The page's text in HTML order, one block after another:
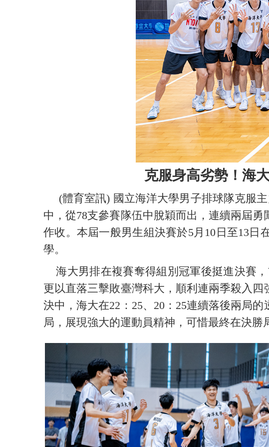
克服身高劣勢！海
(體育室訊) 國立海洋大學男子排球隊克服主
中，從78支參賽隊伍中脫穎而出，連續兩屆
作收。本屆一般男生組決賽於5月10日至13
學。
海大男排在複賽奪得組別冠軍後挺進決賽
更以直落三擊敗臺灣科大，順利連兩季殺入
決中，海大在22：25、20：25連續落後兩局
局，展現強大的運動員精神，可惜最終在決勝